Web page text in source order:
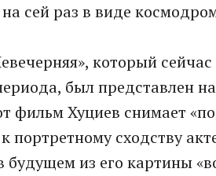
сей раз в виде
который
был представлен
фильм Хуциев снимает
портретному сходству
будущем из его картины